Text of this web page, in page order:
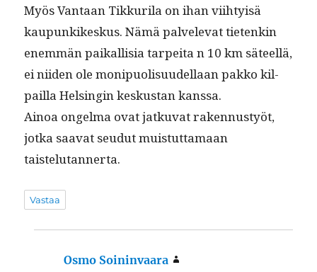
Myös Van­taan Tikkuri­la on ihan viihty­isä
kaupunkikeskus. Nämä palvel­e­vat tietenkin
enem­män paikallisia tarpei­ta n 10 km säteel­lä,
ei niiden ole monipuolisu­udel­laan pakko kil­
pail­la Helsin­gin keskus­tan kanssa.
Ain­oa ongel­ma ovat jatku­vat raken­nustyöt,
jot­ka saa­vat seudut muis­tut­ta­maan
taistelutannerta.
Vastaa
Osmo Soininvaara